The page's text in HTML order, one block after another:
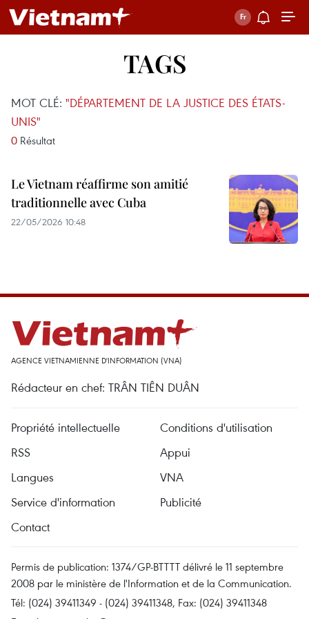
TAGS
MOT CLÉ: "DÉPARTEMENT DE LA JUSTICE DES ÉTATS-
UNIS"
0 Résultat
Le Vietnam réaffirme son amitié
traditionnelle avec Cuba
22/05/2026 10:48
AGENCE VIETNAMIENNE D'INFORMATION (VNA)
Rédacteur en chef: TRÂN TIÊN DUÂN
Propriété intellectuelle
Conditions d'utilisation
RSS
Appui
Langues
VNA
Service d'information
Publicité
Contact
Permis de publication: 1374/GP-BTTTT délivré le 11 septembre
2008 par le ministère de l'Information et de la Communication.
Tél: (024) 39411349 - (024) 39411348, Fax: (024) 39411348